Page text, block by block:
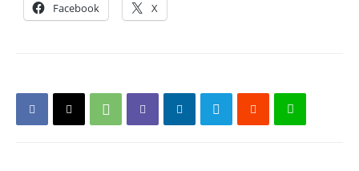
Facebook X